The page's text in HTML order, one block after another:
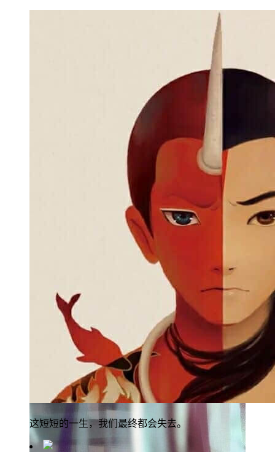
这短短的一生，我们最终都会失去。